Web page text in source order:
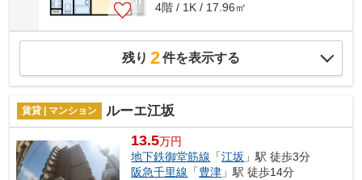
4階 / 1K / 17.96㎡
残り 2件を表示する
賃貸 | マンション ルーエ江坂
13.5万円
地下鉄御堂筋線 「江坂 」駅 徒歩3分
阪急千里線 「豊津 」駅 徒歩14分